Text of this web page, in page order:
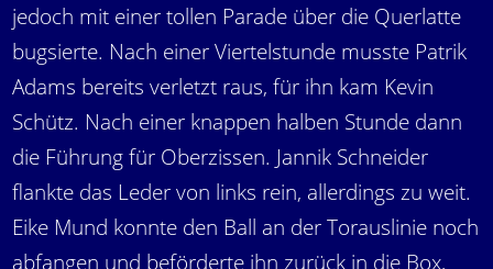
jedoch mit einer tollen Parade über die Querlatte
bugsierte. Nach einer Viertelstunde musste Patrik
Adams bereits verletzt raus, für ihn kam Kevin
Schütz. Nach einer knappen halben Stunde dann
die Führung für Oberzissen. Jannik Schneider
flankte das Leder von links rein, allerdings zu weit.
Eike Mund konnte den Ball an der Torauslinie noch
abfangen und beförderte ihn zurück in die Box,